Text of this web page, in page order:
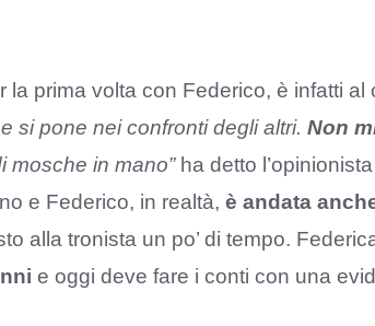
la prima volta con Federico, è infatti al
si pone nei confronti degli altri. Non
mosche in mano”ha detto
e Federico, in realtà, è andata
alla tronista un po’ di tempo.
e oggi deve fare i conti con una